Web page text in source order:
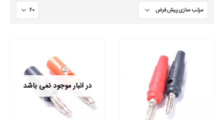
در انبار موجود نمی باشد